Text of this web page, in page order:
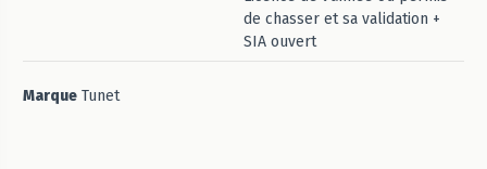
de chasser et sa validation +
SIA ouvert
Marque Tunet